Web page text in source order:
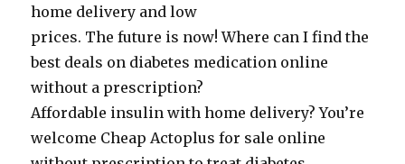
home delivery and low
prices. The future is now! Where can I find the
best deals on diabetes medication online
without a prescription?
Affordable insulin with home delivery? You’re
welcome Cheap Actoplus for sale online